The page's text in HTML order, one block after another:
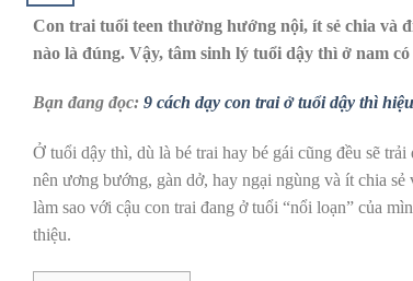
Con trai tuổi teen thường hướng nội, ít sẻ chia và
nào là đúng. Vậy, tâm sinh lý tuổi dậy thì ở nam
Bạn đang đọc: 9 cách dạy con trai ở tuổi dậy thì
Ở tuổi dậy thì, dù là bé trai hay bé gái cũng đều sẽ
nên ương bướng, gàn dở, hay ngại ngùng và ít chia
làm sao với cậu con trai đang ở tuổi “nổi loạn” của
thiệu.